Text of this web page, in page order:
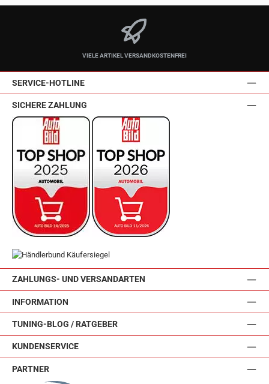
VIELE ARTIKEL VERSANDKOSTENFREI
SERVICE-HOTLINE
ZAHLUNGS- UND VERSANDARTEN
INFORMATION
TUNING-BLOG / RATGEBER
KUNDENSERVICE
SICHERE ZAHLUNG
PARTNER